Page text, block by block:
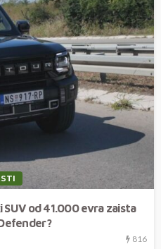
SUV od 41.000 evra zaista
816